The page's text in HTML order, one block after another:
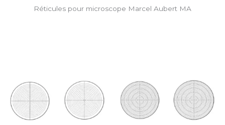
Réticules pour microscope Marcel Aubert MA